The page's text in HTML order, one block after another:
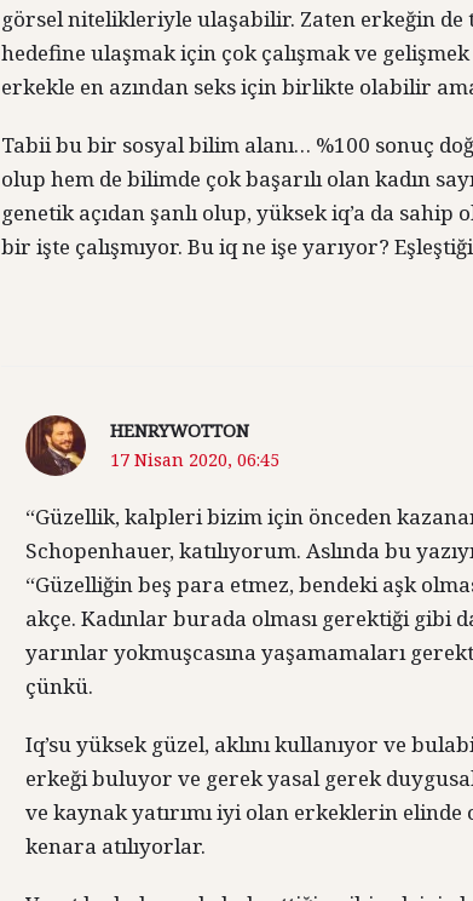
görsel nitelikleriyle ulaşabilir. Zaten erkeğin
hedefine ulaşmak için çok çalışmak ve
erkekle en azından seks için birlikte olabilir
Tabii bu bir sosyal bilim alanı… %100 sonuç
olup hem de bilimde çok başarılı olan kadın
genetik açıdan şanlı olup, yüksek iq’a da
bir işte çalışmıyor. Bu iq ne işe yarıyor?
HENRYWOTTON
17 Nisan 2020, 06:45
“Güzellik, kalpleri bizim için önceden
Schopenhauer, katılıyorum. Aslında bu
“Güzelliğin beş para etmez, bendeki aşk
akçe. Kadınlar burada olması gerektiği gibi
yarınlar yokmuşcasına yaşamamaları
çünkü.
Iq’su yüksek güzel, aklını kullanıyor ve
erkeği buluyor ve gerek yasal gerek
ve kaynak yatırımı iyi olan erkeklerin
kenara atılıyorlar.